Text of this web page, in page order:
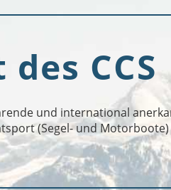
CCS
und international
(Segel- und